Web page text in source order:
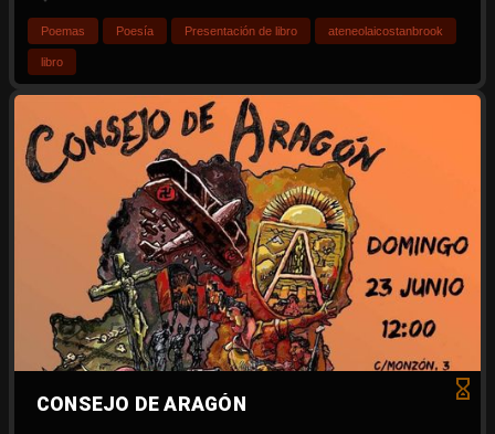
Poemas Poesía Presentación de libro ateneolaicostanbrook
libro
CONSEJO DE ARAGÓN